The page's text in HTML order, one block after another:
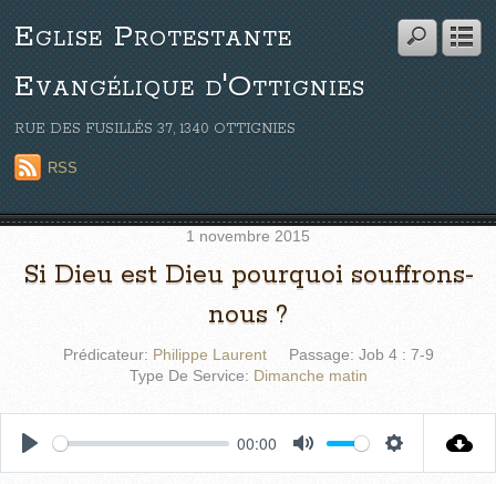
Eglise Protestante
Evangélique d'Ottignies
RUE DES FUSILLÉS 37, 1340 OTTIGNIES
RSS
1 novembre 2015
Si Dieu est Dieu pourquoi souffrons-
nous ?
Prédicateur: Philippe Laurent Passage: Job 4 : 7-9
Type De Service: Dimanche matin
00:00